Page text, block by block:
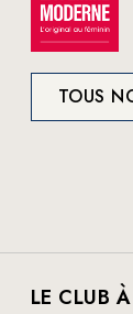
TOUS
LE CLUB